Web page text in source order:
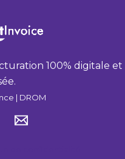
100% digitale et
| DROM